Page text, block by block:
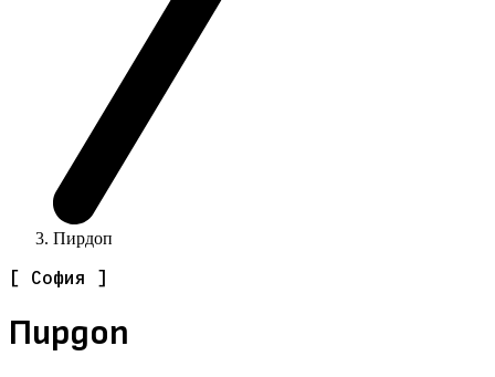
Пирдоп
[ София ]
Пирдоп